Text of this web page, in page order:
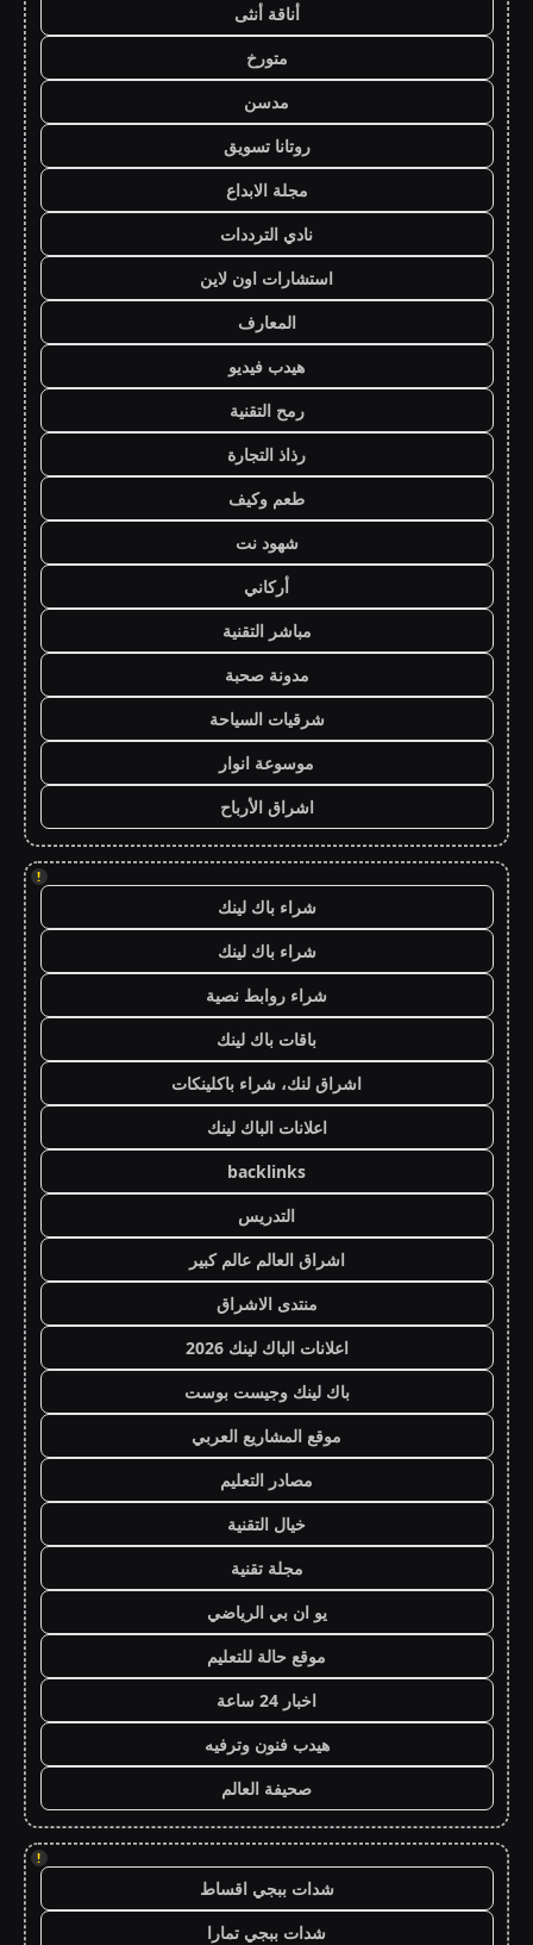
أناقة أنثى
متورخ
مدسن
روتانا تسويق
مجلة الابداع
نادي الترددات
استشارات اون لاين
المعارف
هيدب فيديو
رمح التقنية
رذاذ التجارة
طعم وكيف
شهود نت
أركاني
مباشر التقنية
مدونة صحبة
شرقيات السياحة
موسوعة انوار
اشراق الأرباح
!
شراء باك لينك
شراء باك لينك
شراء روابط نصية
باقات باك لينك
اشراق لنك، شراء باكلينكات
اعلانات الباك لينك
backlinks
التدريس
اشراق العالم عالم كبير
منتدى الاشراق
اعلانات الباك لينك 2026
باك لينك وجيست بوست
موقع المشاريع العربي
مصادر التعليم
خيال التقنية
مجلة تقنية
يو ان بي الرياضي
موقع حالة للتعليم
اخبار 24 ساعة
هيدب فنون وترفيه
صحيفة العالم
!
شدات ببجي اقساط
شدات ببجي تمارا